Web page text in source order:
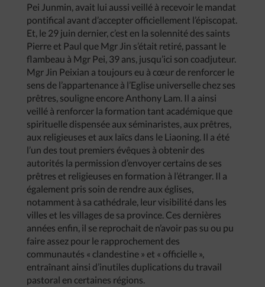
Pei Junmin, avait lui aussi veillé à recevoir le mandat
pontifical avant d’accepter officiellement l’épiscopat.
Et, le 29 juin dernier, c’est en la solennité des saints
Pierre et Paul que Mgr Jin s’était retiré, passant le
flambeau à Mgr Pei, 39 ans, jusqu’ici son coadjuteur.
Mgr Jin Peixian a toujours eu à cœur de renforcer le
sens de l’appartenance à l’Eglise universelle chez ses
prêtres, souligne encore Anthony Lam. Il a ainsi
veillé à renforcer la formation tant académique que
spirituelle dispensée aux séminaristes, aux prêtres,
aux religieuses et aux laïcs dans le Liaoning. Il a été
l’un des tout premiers évêques à obtenir des
autorités la permission d’envoyer certains de ses
prêtres et religieuses en formation à l’étranger. Il a
également pris soin de rendre aux églises,
notamment à sa cathédrale, leur visibilité dans les
villes et les villages de sa province. Ces dernières
années enfin, il se reprochait de n’avoir pas su ou pu
faire assez pour le rapprochement des
communautés « clandestine » et « officielle »,
entraînant ainsi d’inutiles duplications du travail
pastoral en certaines régions.